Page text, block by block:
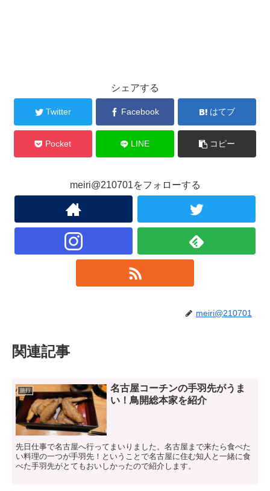
シェアする
Twitter Facebook はてブ
Pocket LINE コピー
meiri@210701をフォローする
meiri@210701
関連記事
旅行
名古屋コーチンの手羽先がうま
い！鳥開総本家を紹介
先日仕事で名古屋へ行ってまいりました。名古屋まで来たら食べた
い料理の一つが手羽先！ということで名古屋に住む知人と一緒に食
べた手羽先がとてもおいしかったので紹介します。